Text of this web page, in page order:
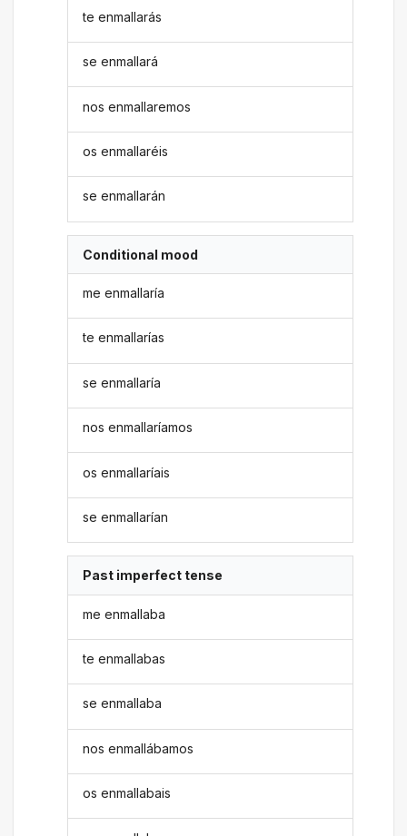
te enmallarás
se enmallará
nos enmallaremos
os enmallaréis
se enmallarán
Conditional mood
me enmallaría
te enmallarías
se enmallaría
nos enmallaríamos
os enmallaríais
se enmallarían
Past imperfect tense
me enmallaba
te enmallabas
se enmallaba
nos enmallábamos
os enmallabais